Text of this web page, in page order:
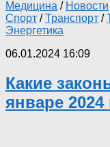
Медицина / Новости
Спорт /Транспорт /
Энергетика
06.01.2024 16:09
Какие
январе 2024